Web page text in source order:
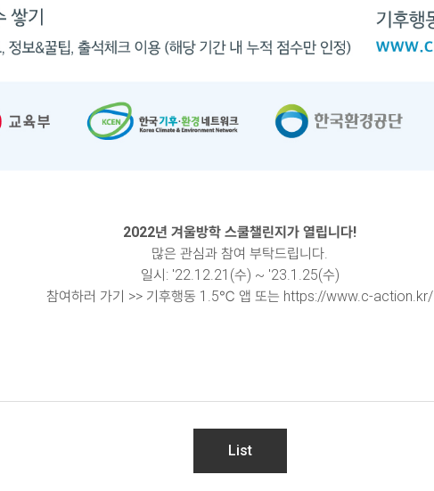
2022년 겨울방학 스쿨챌린지가 열립니다!
많은 관심과 참여 부탁드립니다.
일시: '22.12.21(수) ~ '23.1.25(수)
참여하러 가기 >> 기후행동 1.5℃ 앱 또는 https://www.c-action.kr/
List